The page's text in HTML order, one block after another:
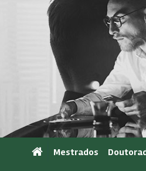
Mestrados